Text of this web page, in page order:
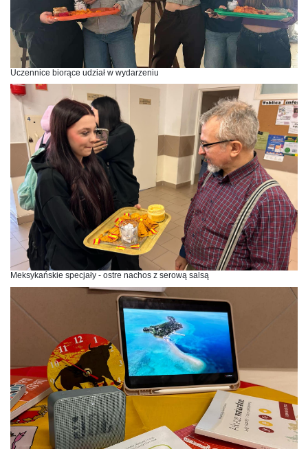
Uczennice biorące udział w wydarzeniu
Meksykańskie specjały - ostre nachos z serową salsą